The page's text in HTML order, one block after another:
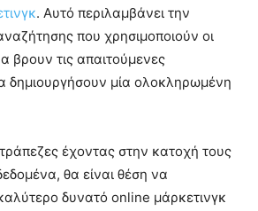
. Αυτό περιλαμβάνει την
που χρησιμοποιούν οι
βρουν τις απαιτούμενες
δημιουργήσουν μία ολοκληρωμένη
έχοντας στην κατοχή τους
θα είναι θέση να
δυνατό online μάρκετινγκ